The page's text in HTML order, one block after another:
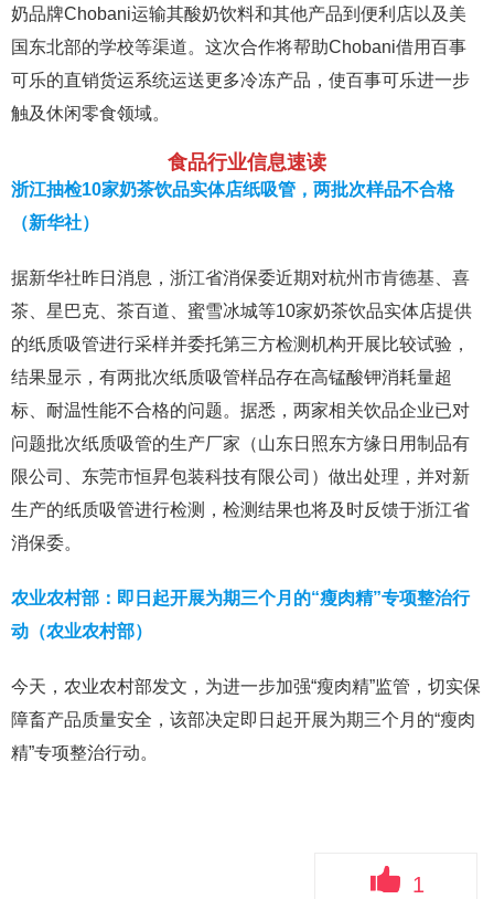
奶品牌Chobani运输其酸奶饮料和其他产品到便利店以及美
国东北部的学校等渠道。这次合作将帮助Chobani借用百事
可乐的直销货运系统运送更多冷冻产品，使百事可乐进一步
触及休闲零食领域。
食品行业信息速读
浙江抽检10家奶茶饮品实体店纸吸管，两批次样品不合格
（新华社）
据新华社昨日消息，浙江省消保委近期对杭州市肯德基、喜
茶、星巴克、茶百道、蜜雪冰城等10家奶茶饮品实体店提供
的纸质吸管进行采样并委托第三方检测机构开展比较试验，
结果显示，有两批次纸质吸管样品存在高锰酸钾消耗量超
标、耐温性能不合格的问题。据悉，两家相关饮品企业已对
问题批次纸质吸管的生产厂家（山东日照东方缘日用制品有
限公司、东莞市恒昇包装科技有限公司）做出处理，并对新
生产的纸质吸管进行检测，检测结果也将及时反馈于浙江省
消保委。
农业农村部：即日起开展为期三个月的“瘦肉精”专项整治行
动（农业农村部）
今天，农业农村部发文，为进一步加强“瘦肉精”监管，切实保
障畜产品质量安全，该部决定即日起开展为期三个月的“瘦肉
精”专项整治行动。
1